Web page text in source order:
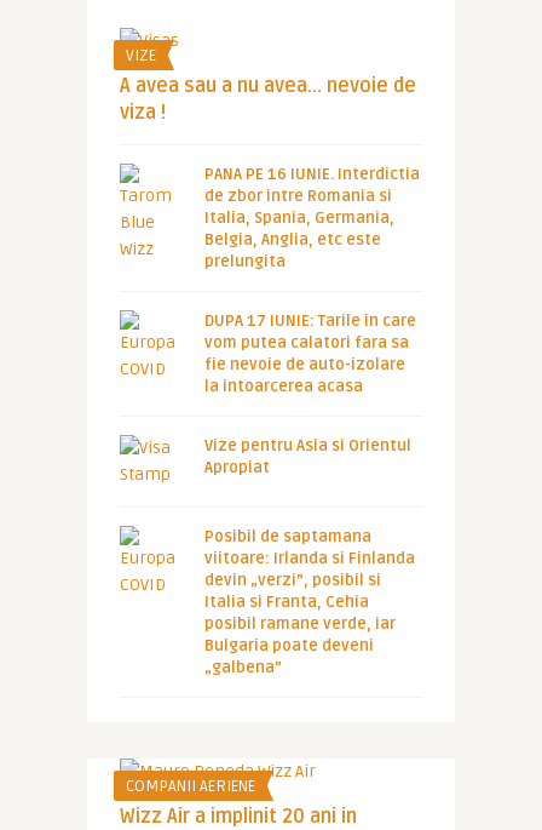
VIZE
A avea sau a nu avea… nevoie de
viza !
PANA PE 16 IUNIE. Interdictia
de zbor intre Romania si
Italia, Spania, Germania,
Belgia, Anglia, etc este
prelungita
DUPA 17 IUNIE: Tarile in care
vom putea calatori fara sa
fie nevoie de auto-izolare
la intoarcerea acasa
Vize pentru Asia si Orientul
Apropiat
Posibil de saptamana
viitoare: Irlanda si Finlanda
devin „verzi”, posibil si
Italia si Franta, Cehia
posibil ramane verde, iar
Bulgaria poate deveni
„galbena”
COMPANII AERIENE
Wizz Air a implinit 20 ani in